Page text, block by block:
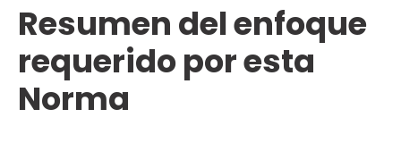
Resumen del enfoque
requerido poresta
Norma